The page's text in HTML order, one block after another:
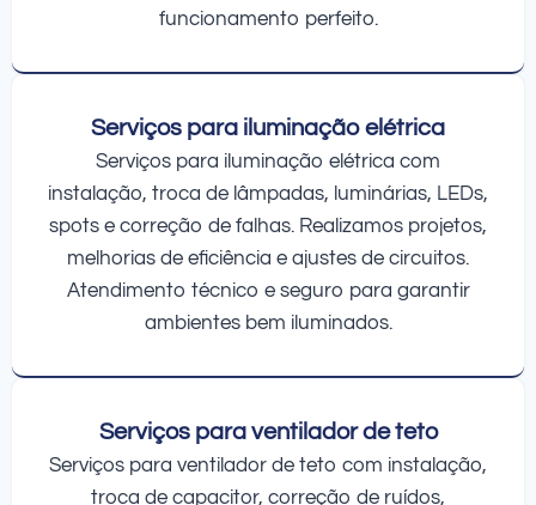
funcionamento perfeito.
Serviços para iluminação elétrica
Serviços para iluminação elétrica com
instalação, troca de lâmpadas, luminárias, LEDs,
spots e correção de falhas. Realizamos projetos,
melhorias de eficiência e ajustes de circuitos.
Atendimento técnico e seguro para garantir
ambientes bem iluminados.
Serviços para ventilador de teto
Serviços para ventilador de teto com instalação,
troca de capacitor, correção de ruídos,